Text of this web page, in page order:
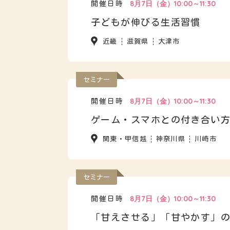
開催日時
8月7日（金）10:00～11:30
子どもが伸びる生活習慣
近畿 滋賀県 大津市
セミナー
開催日時
8月7日（金）10:00～11:30
ゲーム・スマホとの付き合い方
関東・甲信越 神奈川県 川崎市
セミナー
開催日時
8月7日（金）10:00～11:30
「甘えさせる」「甘やかす」